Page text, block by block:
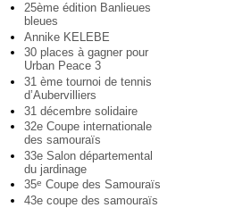
25ème édition Banlieues
bleues
Annike KELEBE
30 places à gagner pour
Urban Peace 3
31 ème tournoi de tennis
d’Aubervilliers
31 décembre solidaire
32e Coupe internationale
des samouraïs
33e Salon départemental
du jardinage
35e Coupe des Samouraïs
43e coupe des samouraïs